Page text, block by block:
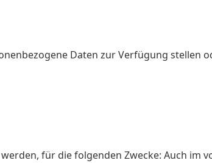
Daten zur Verfügung stellen
für die folgenden Zwecke: Auch im